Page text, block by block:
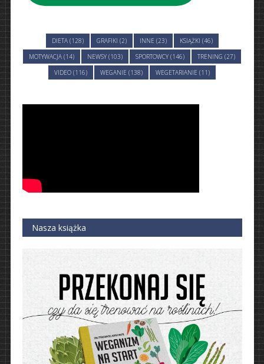
DIETA (128) GRAFIKI (2) INNE (23)
KSIĄŻKI (46)
MOTYWACJA (14)
NEWSY (103) SPORTOWCY (146)
TRENING (27)
VIDEO (116)
WEGANIE (138) WEGETARIANIE (11)
Nasza książka